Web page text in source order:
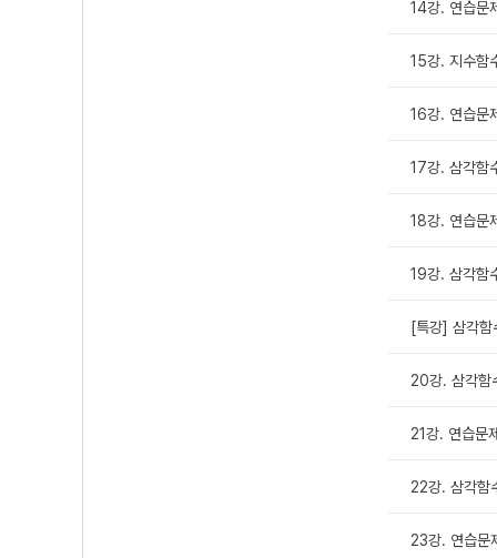
14강. 연습문
15강. 지수함
16강. 연습문
17강. 삼각함
18강. 연습문
19강. 삼각함
[특강] 삼각함
20강. 삼각함
21강. 연습문
22강. 삼각함
23강. 연습문